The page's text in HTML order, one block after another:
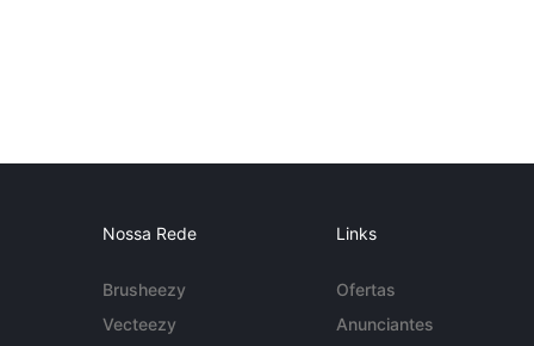
Nossa Rede
Brusheezy
Vecteezy
Links
Ofertas
Anunciantes